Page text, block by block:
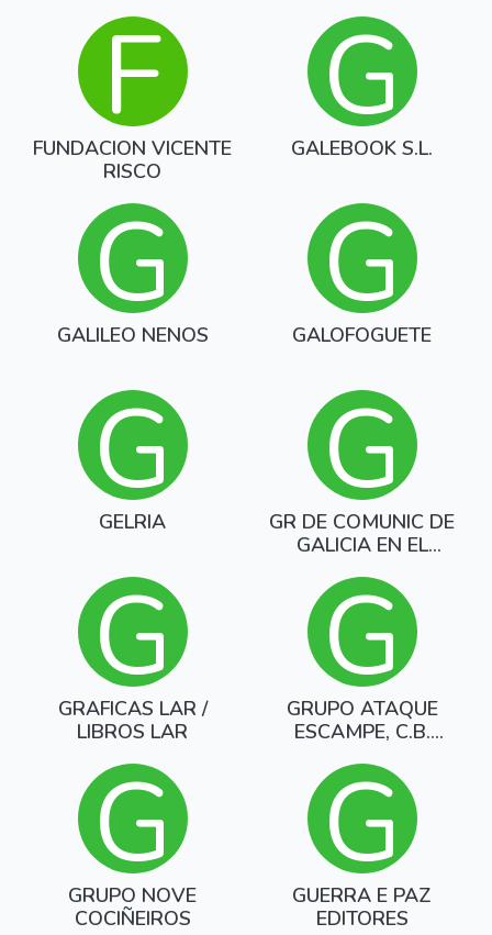
DIVULGACIÓN DA
REALIDADE SOCIAL E
SINDICAL NA GALIZA
F
FUNDACION VICENTE
RISCO
G
GALEBOOK S.L.
G
GALILEO NENOS G
GALOFOGUETE
G
GELRIA G
GR DE COMUNIC DE
GALICIA EN EL
G
GRAFICAS LAR /
LIBROS LAR
G
GRUPO ATAQUE
ESCAMPE, C.B.
G
GRUPO NOVE
COCIÑEIROS
G
GUERRA E PAZ
EDITORES